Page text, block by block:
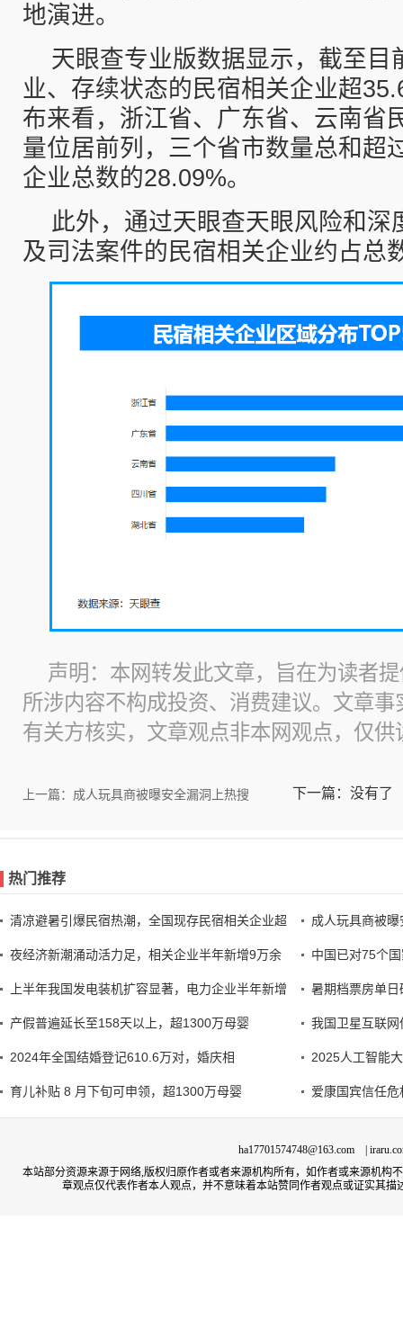
地演进。
天眼查专业版数据显示，截至目
业、存续状态的民宿相关企业超
布来看，浙江省、广东省、云南省
量位居前列，三个省市数量总和超
企业总数的28.09%。
此外，通过天眼查天眼风险和深
及司法案件的民宿相关企业约占总
声明：本网转发此文章，旨在为读者
所涉内容不构成投资、消费建议。文章
有关方核实，文章观点非本网观点，仅供
上一篇：成人玩具商被曝安全漏洞上热搜 下一篇：没有了
热门推荐
清凉避暑引爆民宿热潮，全国现存民宿相关企业超 成人玩具商被
夜经济新潮涌动活力足，相关企业半年新增9万余 中国已对75个
上半年我国发电装机扩容显著，电力企业半年新增 暑期档票房单
产假普遍延长至158天以上，超1300万母婴 我国卫星互联
2024年全国结婚登记610.6万对，婚庆相 2025人工智能
育儿补贴 8 月下旬可申领，超1300万母婴 爱康国宾信任
ha17701574748@163.com |
本站部分资源来源于网络,版权归原作者或者来源机构所有，如作者或来源机
章观点仅代表作者本人观点，并不意味着本站赞同作者观点或证实其